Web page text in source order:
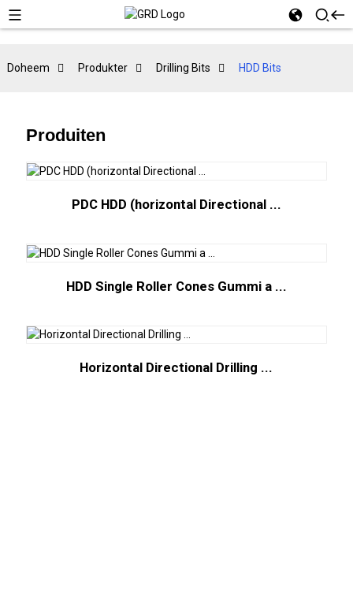
Doheem Produkter Drilling Bits HDD Bits
Produiten
PDC HDD (horizontal Directional ...
HDD Single Roller Cones Gummi a ...
Horizontal Directional Drilling ...